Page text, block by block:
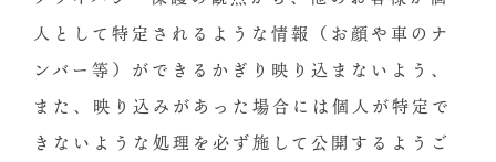
人として特定されるような情報（お顔や車のナ
ンバー等）ができるかぎり映り込まないよう、
また、映り込みがあった場合には個人が特定で
きないような処理を必ず施して公開するようご